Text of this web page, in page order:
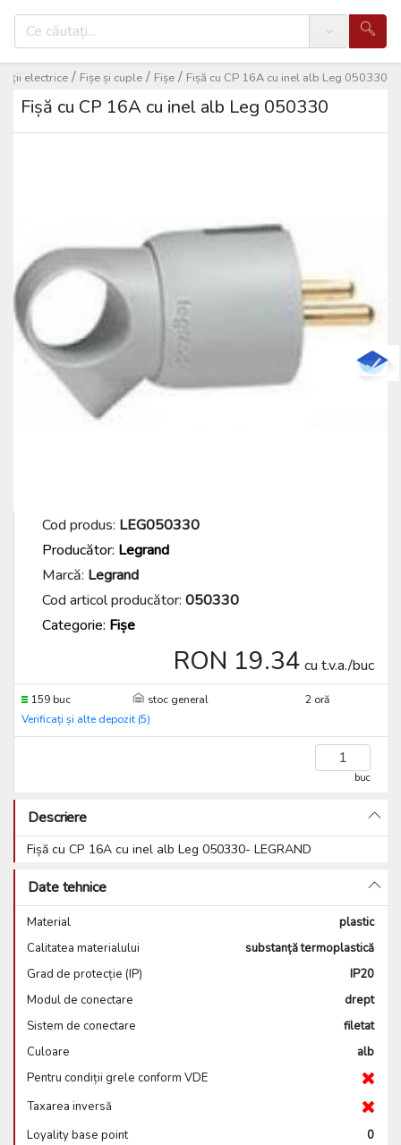
Search
Fișă cu CP 16A cu inel alb Leg 050330
/
Fișe
/
Fișe și cuple
/
electrice
Fișă cu CP 16A cu inel alb Leg 050330
Cod produs: LEG050330
Producător: Legrand
Marcă: Legrand
Cod articol producător: 050330
Categorie: Fișe
RON 19.34 cu t.v.a./buc
159 buc stoc general
2 oră
Verificați și alte depozit (5)
buc
Descriere
Fișă cu CP 16A cu inel alb Leg 050330- LEGRAND
Date tehnice
Material
plastic
Calitatea materialului
substanță termoplastică
Grad de protecție (IP)
IP20
Modul de conectare
drept
Sistem de conectare
filetat
Culoare
alb
Pentru condiții grele conform VDE
Taxarea inversă
Loyality base point
0